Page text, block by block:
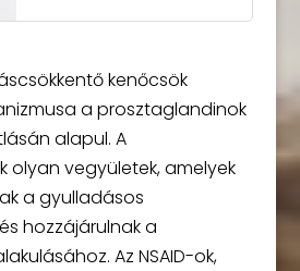
kenőcsök
a prosztaglandinok
alapul. A
olyan vegyületek, amelyek
a gyulladásos
hozzájárulnak a
Az NSAID-ok,